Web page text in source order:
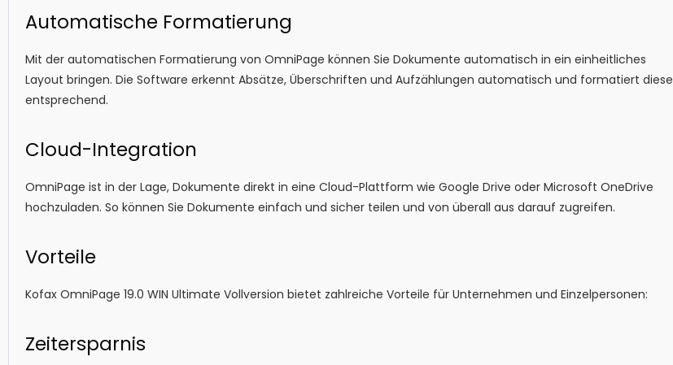
Automatische Formatierung
Mit der automatischen Formatierung von OmniPage können Sie Dokumente automatisch in ein einheitliches
Layout bringen. Die Software erkennt Absätze, Überschriften und Aufzählungen automatisch und formatiert diese
entsprechend.
Cloud-Integration
OmniPage ist in der Lage, Dokumente direkt in eine Cloud-Plattform wie Google Drive oder Microsoft OneDrive
hochzuladen. So können Sie Dokumente einfach und sicher teilen und von überall aus darauf zugreifen.
Vorteile
Kofax OmniPage 19.0 WIN Ultimate Vollversion bietet zahlreiche Vorteile für Unternehmen und Einzelpersonen:
Zeitersparnis